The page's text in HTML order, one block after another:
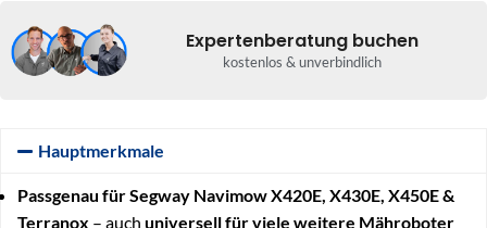
Expertenberatung buchen
kostenlos & unverbindlich
Hauptmerkmale
Passgenau für Segway Navimow X420E, X430E, X450E &
Terranox – auch universell für viele weitere Mähroboter